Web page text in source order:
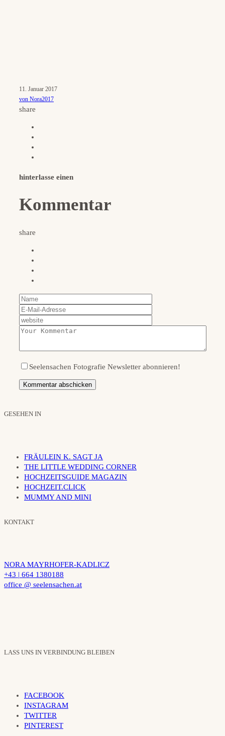
11. Januar 2017
von Nora2017
share
hinterlasse einen
Kommentar
share
Seelensachen Fotografie Newsletter abonnieren!
GESEHEN IN
FRÄULEIN K. SAGT JA
THE LITTLE WEDDING CORNER
HOCHZEITSGUIDE MAGAZIN
HOCHZEIT.CLICK
MUMMY AND MINI
KONTAKT
NORA MAYRHOFER-KADLICZ
+43 | 664 1380188
office @ seelensachen.at
LASS UNS IN VERBINDUNG BLEIBEN
FACEBOOK
INSTAGRAM
TWITTER
PINTEREST